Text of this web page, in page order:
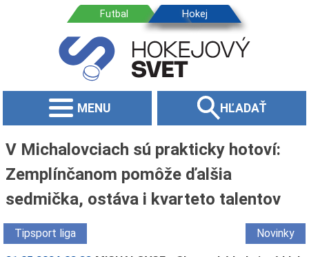
MENU HĽADAŤ
V Michalovciach sú prakticky hotoví:
Zemplínčanom pomôže ďalšia
sedmička, ostáva i kvarteto talentov
Tipsport liga Novinky